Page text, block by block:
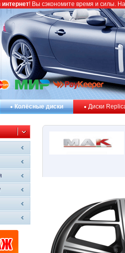
Колёсные диски Диски
интернет! Вы сэкономите время и силы.